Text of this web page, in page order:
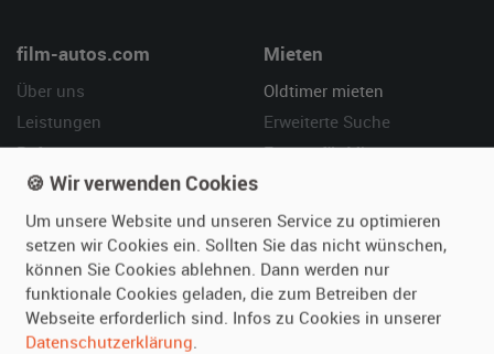
film-autos.com
Über uns
Leistungen
Referenzen
Kundenmeinungen
Mieten
Oldtimer mieten
Erweiterte Suche
Fragen für Mieter
Vermieten
Oldtimer anmelden
Fotos senden
Fragen für Vermieter
Hilfe
Häufige Fragen (FAQ)
So funktioniert's
🍪 Wir verwenden Cookies
Um unsere Website und unseren Service zu optimieren
setzen wir Cookies ein. Sollten Sie das nicht wünschen,
können Sie Cookies ablehnen. Dann werden nur
funktionale Cookies geladen, die zum Betreiben der
Webseite erforderlich sind. Infos zu Cookies in unserer
Datenschutzerklärung.